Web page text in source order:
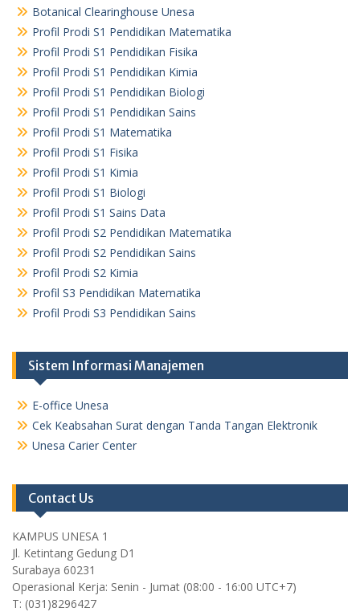
Botanical Clearinghouse Unesa
Profil Prodi S1 Pendidikan Matematika
Profil Prodi S1 Pendidikan Fisika
Profil Prodi S1 Pendidikan Kimia
Profil Prodi S1 Pendidikan Biologi
Profil Prodi S1 Pendidikan Sains
Profil Prodi S1 Matematika
Profil Prodi S1 Fisika
Profil Prodi S1 Kimia
Profil Prodi S1 Biologi
Profil Prodi S1 Sains Data
Profil Prodi S2 Pendidikan Matematika
Profil Prodi S2 Pendidikan Sains
Profil Prodi S2 Kimia
Profil S3 Pendidikan Matematika
Profil Prodi S3 Pendidikan Sains
Sistem Informasi Manajemen
E-office Unesa
Cek Keabsahan Surat dengan Tanda Tangan Elektronik
Unesa Carier Center
Contact Us
KAMPUS UNESA 1
Jl. Ketintang Gedung D1
Surabaya 60231
Operasional Kerja: Senin - Jumat (08:00 - 16:00 UTC+7)
T: (031)8296427